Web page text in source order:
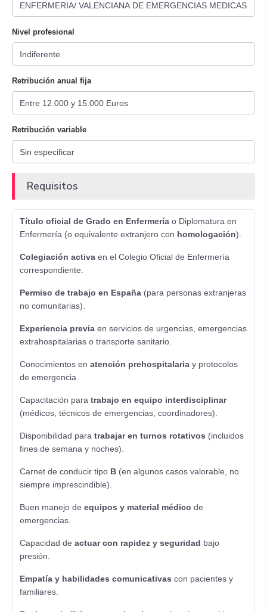
Nivel profesional
Retribución anual fija
Retribución variable
Requisitos
Título oficial de Grado en Enfermería o Diplomatura en
Enfermería (o equivalente extranjero con homologación).
Colegiación activa en el Colegio Oficial de Enfermería
correspondiente.
Permiso de trabajo en España (para personas extranjeras
no comunitarias).
Experiencia previa en servicios de urgencias, emergencias
extrahospitalarias o transporte sanitario.
Conocimientos en atención prehospitalaria y protocolos
de emergencia.
Capacitación para trabajo en equipo interdisciplinar
(médicos, técnicos de emergencias, coordinadores).
Disponibilidad para trabajar en turnos rotativos (incluidos
fines de semana y noches).
Carnet de conducir tipo B (en algunos casos valorable, no
siempre imprescindible).
Buen manejo de equipos y material médico de
emergencias.
Capacidad de actuar con rapidez y seguridad bajo
presión.
Empatía y habilidades comunicativas con pacientes y
familiares.